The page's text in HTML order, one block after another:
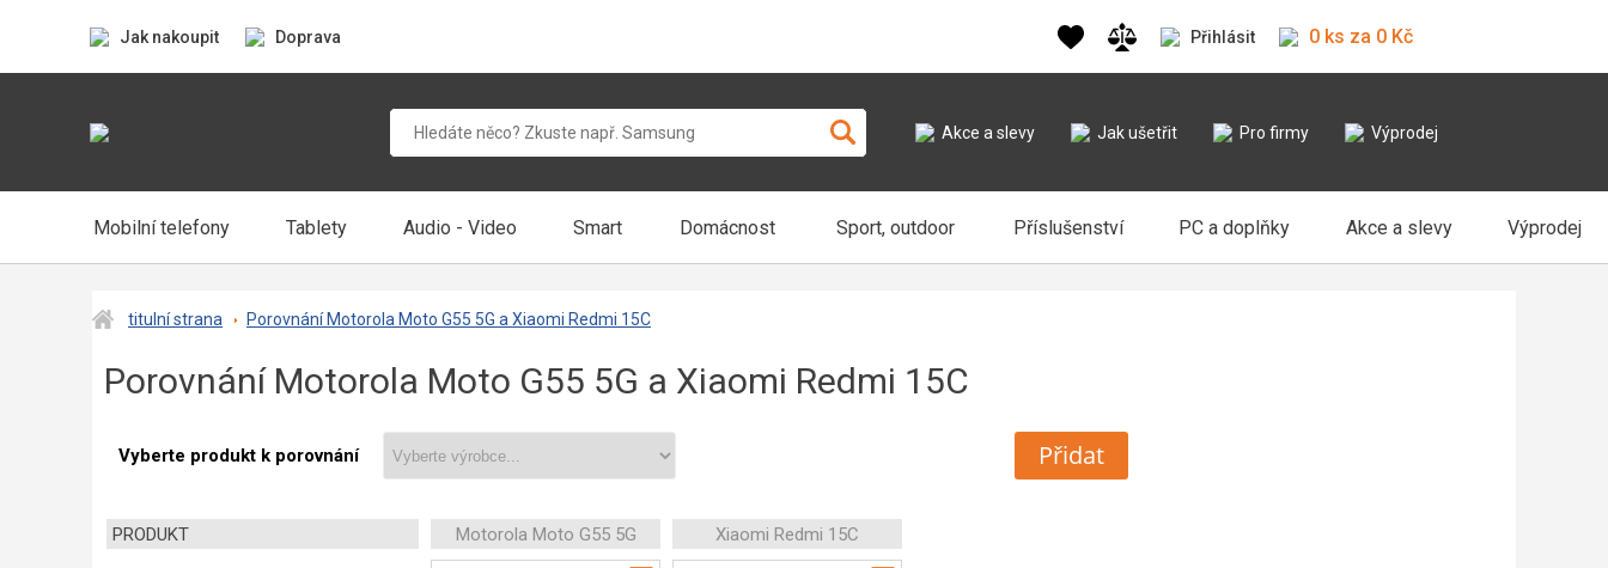
Jak nakoupit Doprava Přihlásit 0 ks za 0 Kč
Akce a slevy Jak ušetřit Pro firmy Výprodej
Mobilní telefony Tablety Audio - Video Smart Domácnost Sport, outdoor Příslušenství PC a doplňky Akce a slevy Výprodej
titulní strana Porovnání Motorola Moto G55 5G a Xiaomi Redmi 15C
Porovnání Motorola Moto G55 5G a Xiaomi Redmi 15C
Vyberte produkt k porovnání Přidat
PRODUKT Motorola Moto G55 5G Xiaomi Redmi 15C